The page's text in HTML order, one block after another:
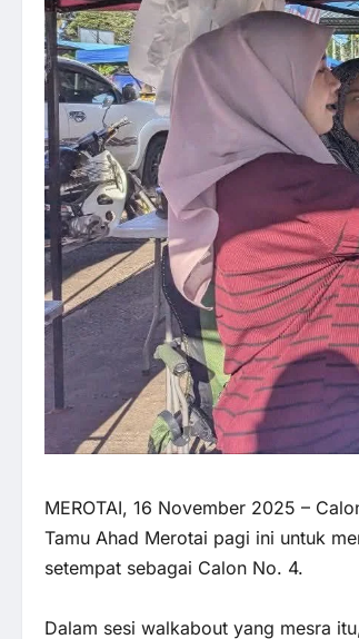
MEROTAI, 16 November 2025 –
Tamu Ahad Merotai pagi ini untuk
setempat sebagai Calon No. 4.
Dalam sesi walkabout yang mesra